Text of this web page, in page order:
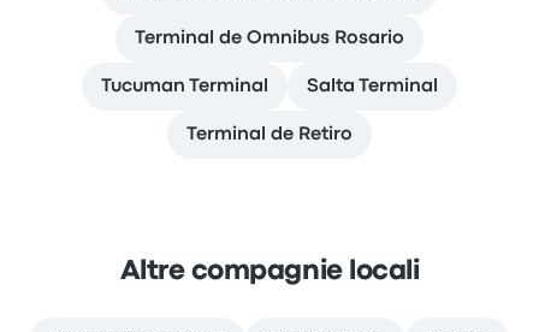
Terminal de Omnibus Rosario
Tucuman Terminal Salta Terminal
Terminal de Retiro
Altre compagnie locali